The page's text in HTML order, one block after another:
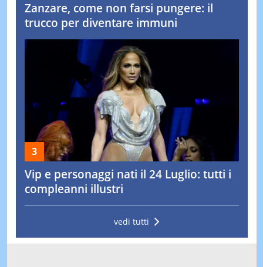
Zanzare, come non farsi pungere: il
trucco per diventare immuni
Vip e personaggi nati il 24 Luglio: tutti i
compleanni illustri
vedi tutti